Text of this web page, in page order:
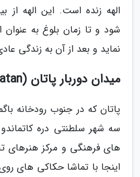
الهه زنده است. این الهه
شود و تا زمان بلوغ به
نماید و بعد از آن به زندگی
میدان دوربار پاتان (Patan)
پاتان که در جنوب رودخانه
سه شهر سلطنتی دره
های فرهنگی و مرکز
اینجا با تماشا حکاکی های